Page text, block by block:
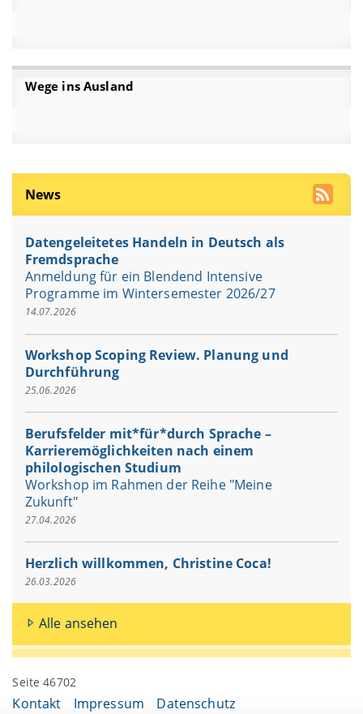
Wege ins Ausland
News
Datengeleitetes Handeln in Deutsch als
Fremdsprache
Anmeldung für ein Blendend Intensive
Programme im Wintersemester 2026/27
14.07.2026
Workshop Scoping Review. Planung und
Durchführung
25.06.2026
Berufsfelder mit*für*durch Sprache –
Karrieremöglichkeiten nach einem
philologischen Studium
Workshop im Rahmen der Reihe "Meine
Zukunft"
27.04.2026
Herzlich willkommen, Christine Coca!
26.03.2026
Alle ansehen
Seite 46702
Kontakt Impressum Datenschutz